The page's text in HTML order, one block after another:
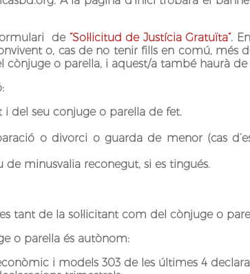
de “Sol·licitud de Justícia Gratuïta”.
o, cas de no tenir fills en comú, més
o parella, i aquest/a també haurà de
i del seu conjuge o parella de fet.
o divorci o guarda de menor (cas
minusvalia reconegut, si es tingués.
tant de la sol·licitant com del cònjuge o
o parella és autònom:
i models 303 de les últimes 4